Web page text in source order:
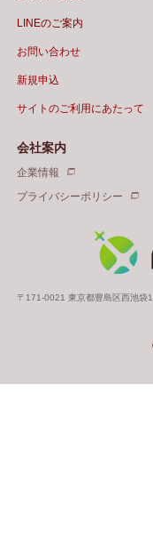
LINEのご案内
お問い合わせ
新規申込
サイトのご利用にあたって
会社案内
企業情報
プライバシーポリシー
〒171-0021 東京都豊島区西池袋